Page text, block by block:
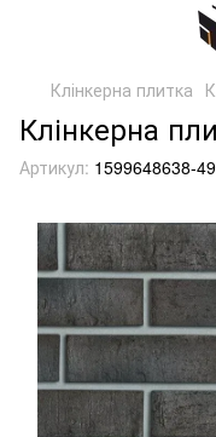
Клінкерна плитка
Клінкерна
Артикул: 1599648638-